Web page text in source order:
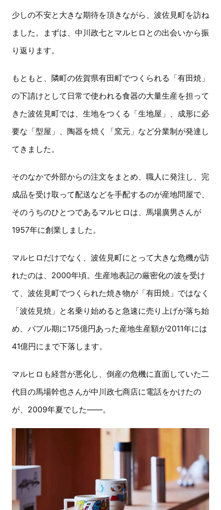
少しの不安と大きな期待を頂きながら、波佐見町を訪ね
ました。まずは、中川政七とマルヒロとの出会いから振
り返ります。
もともと、隣町の佐賀県有田町でつくられる「有田焼」
の下請けとして日常で使われる食器の大量生産を担って
きた波佐見町では、生地をつくる「生地屋」、成形に必
要な「型屋」、陶器を焼く「窯元」など分業制が発達し
てきました。
そのなかで外部からの注文をまとめ、職人に発注し、完
成品を受け取って配送などを手配するのが産地問屋で、
そのうちのひとつであるマルヒロは、馬場廣男さんが
1957年に創業しました。
マルヒロだけでなく、波佐見町にとって大きな危機が訪
れたのは、2000年頃。生産地表記の厳密化の波を受け
て、波佐見町でつくられた焼き物が「有田焼」ではなく
「波佐見焼」と名乗り始めると急速に売り上げが落ち始
め、バブル期に175億円あった産地生産額が2011年には
41億円にまで下落します。
マルヒロも経営が悪化し、倒産の危機に直面していた二
代目の馬場幹也さんが中川政七商店に電話をかけたの
が、2009年夏でした――。